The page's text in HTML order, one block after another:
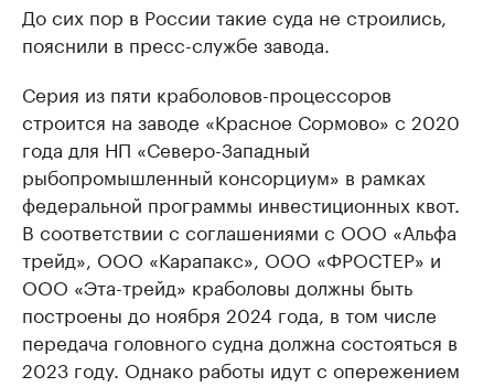
До сих пор в России такие суда не строились,
пояснили в пресс-службе завода.
Серия из пяти краболовов-процессоров
строится на заводе «Красное Сормово» с 2020
года для НП «Северо-Западный
рыбопромышленный консорциум» в рамках
федеральной программы инвестиционных квот.
В соответствии с соглашениями с ООО «Альфа
трейд», ООО «Карапакс», ООО «ФРОСТЕР» и
ООО «Эта-трейд» краболовы должны быть
построены до ноября 2024 года, в том числе
передача головного судна должна состояться в
2023 году. Однако работы идут с опережением